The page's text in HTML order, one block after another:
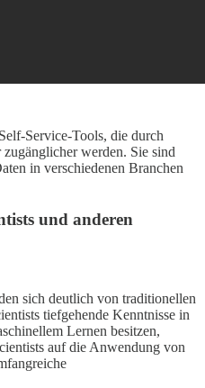
Service-Tools, die durch
werden. Sie sind
in verschiedenen Branchen
und anderen
sich deutlich von traditionellen
tiefgehende Kenntnisse in
Lernen besitzen,
auf die Anwendung von